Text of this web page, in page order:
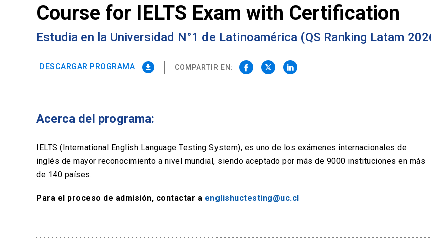
Course for IELTS Exam with Certification
Estudia en la Universidad N°1 de Latinoamérica (QS Ranking Latam
DESCARGAR PROGRAMA file_download COMPARTIR EN:
Acerca del programa:
IELTS (International English Language Testing System), es uno de los exámenes internacionales de
inglés de mayor reconocimiento a nivel mundial, siendo aceptado por más de 9000 instituciones en más
de 140 países.
Para el proceso de admisión, contactar a englishuctesting@uc.cl